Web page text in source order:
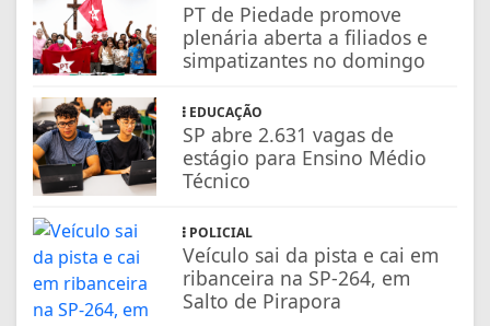
PT de Piedade promove
plenária aberta a filiados e
simpatizantes no domingo
EDUCAÇÃO
SP abre 2.631 vagas de
estágio para Ensino Médio
Técnico
POLICIAL
Veículo sai da pista e cai em
ribanceira na SP-264, em
Salto de Pirapora